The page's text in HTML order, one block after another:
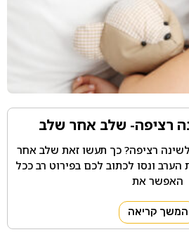
רציפה- שלב אחר שלב
רציפה? כך תעשו זאת שלב אחר
ונסו לכתוב לכם בפירוט רב ככל
האפשר את
המשך קריאה